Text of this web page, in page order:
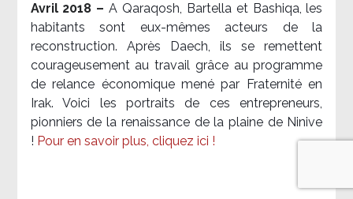
Avril 2018 –A Qaraqosh, Bartella et Bashiqa, les
habitants sont eux-mêmes acteurs de la
reconstruction. Après Daech, ils se remettent
courageusement au travail grâce au programme
de relance économique mené par Fraternité en
Irak. Voici les portraits de ces entrepreneurs,
pionniers de la renaissance de la plaine de Ninive
! Pour en savoir plus, cliquez ici !